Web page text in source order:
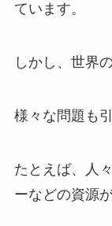
ています。
しかし、世界
様々な問題も
たとえば、人
ーなどの資源